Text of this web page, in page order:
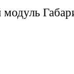
модуль